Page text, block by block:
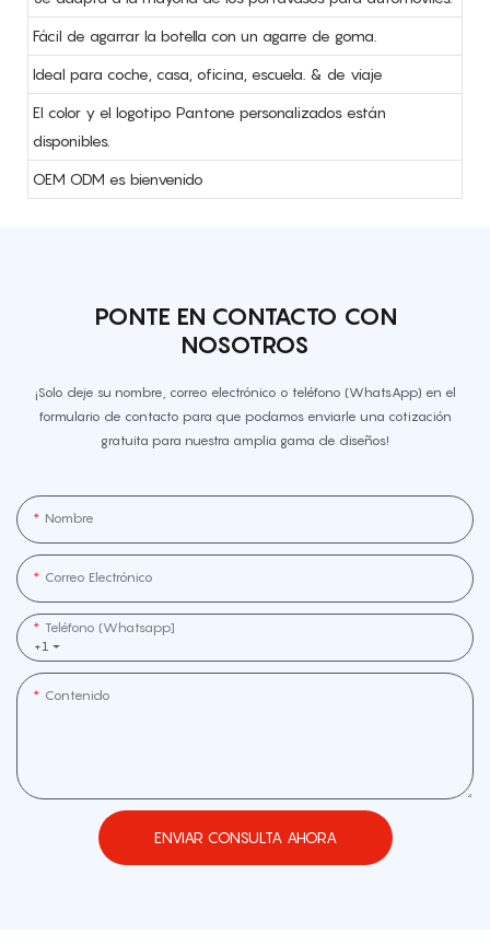
Fácil de agarrar la botella con un agarre de goma.
Ideal para coche, casa, oficina, escuela. & de viaje
El color y el logotipo Pantone personalizados están
disponibles.
OEM ODM es bienvenido
PONTE EN CONTACTO CON
NOSOTROS
¡Solo deje su nombre, correo electrónico o teléfono (WhatsApp) en el
formulario de contacto para que podamos enviarle una cotización
gratuita para nuestra amplia gama de diseños!
Nombre
Correo Electrónico
+1
Teléfono (whatsapp]
Contenido
ENVIAR CONSULTA AHORA